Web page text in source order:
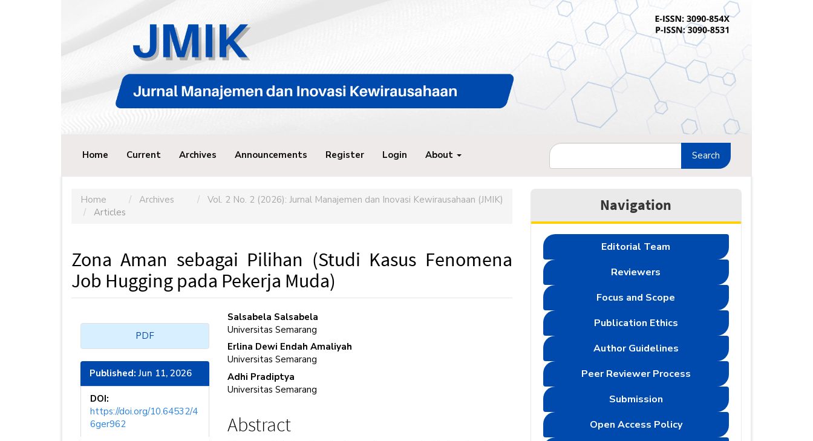
Home Current Archives Announcements Register Login About Search
Home Archives
Vol. 2 No. 2 (2026): Jurnal Manajemen dan Inovasi Kewirausahaan (JMIK)
Articles
Zona Aman sebagai Pilihan (Studi Kasus Fenomena
Job Hugging pada Pekerja Muda)
Article
SidebarPDF
Published: Jun 11, 2026
DOI:
https://doi.org/10.64532/4
6ger962
Main
Article
Content
Salsabela Salsabela
Universitas Semarang
Erlina Dewi Endah Amaliyah
Universitas Semarang
Adhi Pradiptya
Universitas Semarang
Abstract
Navigation
Editorial Team
Reviewers
Focus and Scope
Publication Ethics
Author Guidelines
Peer Reviewer Process
Submission
Open Access Policy